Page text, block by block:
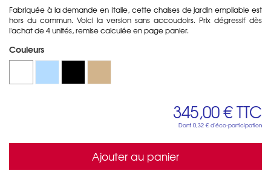
Fabriquée à la demande en Italie, cette chaises de jardin empilable est
hors du commun. Voici la version sans accoudoirs. Prix dégressif dès
l'achat de 4 unités, remise calculée en page panier.
Couleurs
345,00 €TTC
Dont 0,32 € d'éco-participation
Ajouter au panier